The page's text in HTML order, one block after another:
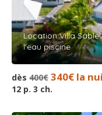
Location Villa Sable
l'eau piscine
dès 400€ 340€ la
12 p. 3 ch.